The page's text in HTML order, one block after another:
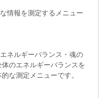
情報を測定するメニュー
ネルギーバランス・魂の
のエネルギーバランスを
な測定メニューです。